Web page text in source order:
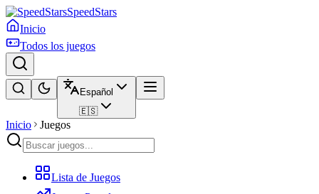
SpeedStars
Inicio
Todos los juegos
Español
🇪🇸
Inicio Juegos
Lista de Juegos